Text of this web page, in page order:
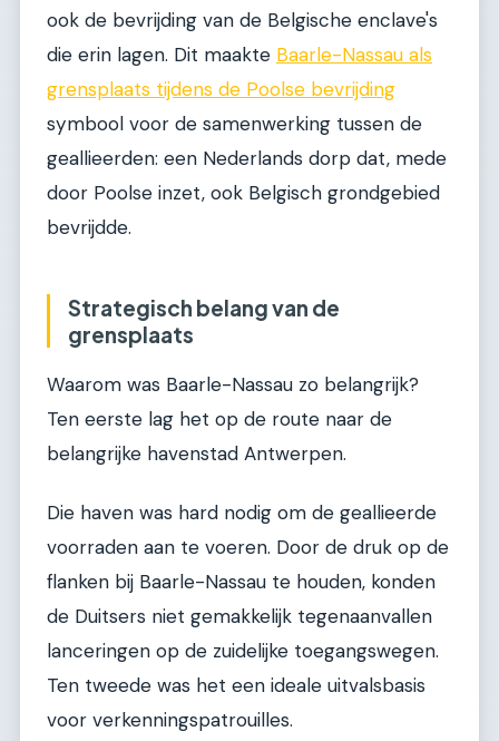
ook de bevrijding van de Belgische enclave's
die erin lagen. Dit maakte Baarle-Nassau als
grensplaats tijdens de Poolse bevrijding
symbool voor de samenwerking tussen de
geallieerden: een Nederlands dorp dat, mede
door Poolse inzet, ook Belgisch grondgebied
bevrijdde.
Strategisch belang van de
grensplaats
Waarom was Baarle-Nassau zo belangrijk?
Ten eerste lag het op de route naar de
belangrijke havenstad Antwerpen.
Die haven was hard nodig om de geallieerde
voorraden aan te voeren. Door de druk op de
flanken bij Baarle-Nassau te houden, konden
de Duitsers niet gemakkelijk tegenaanvallen
lanceringen op de zuidelijke toegangswegen.
Ten tweede was het een ideale uitvalsbasis
voor verkenningspatrouilles.